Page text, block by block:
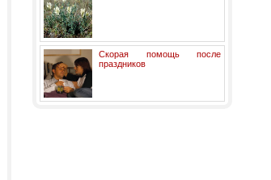
Скорая помощь после
праздников